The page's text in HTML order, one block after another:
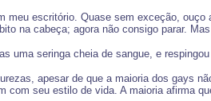
escritório. Quase sem exceção,
na cabeça; agora não consigo parar.
uma seringa cheia de sangue, e
apesar de que a maioria dos gays
com seu estilo de vida. A maioria afirma